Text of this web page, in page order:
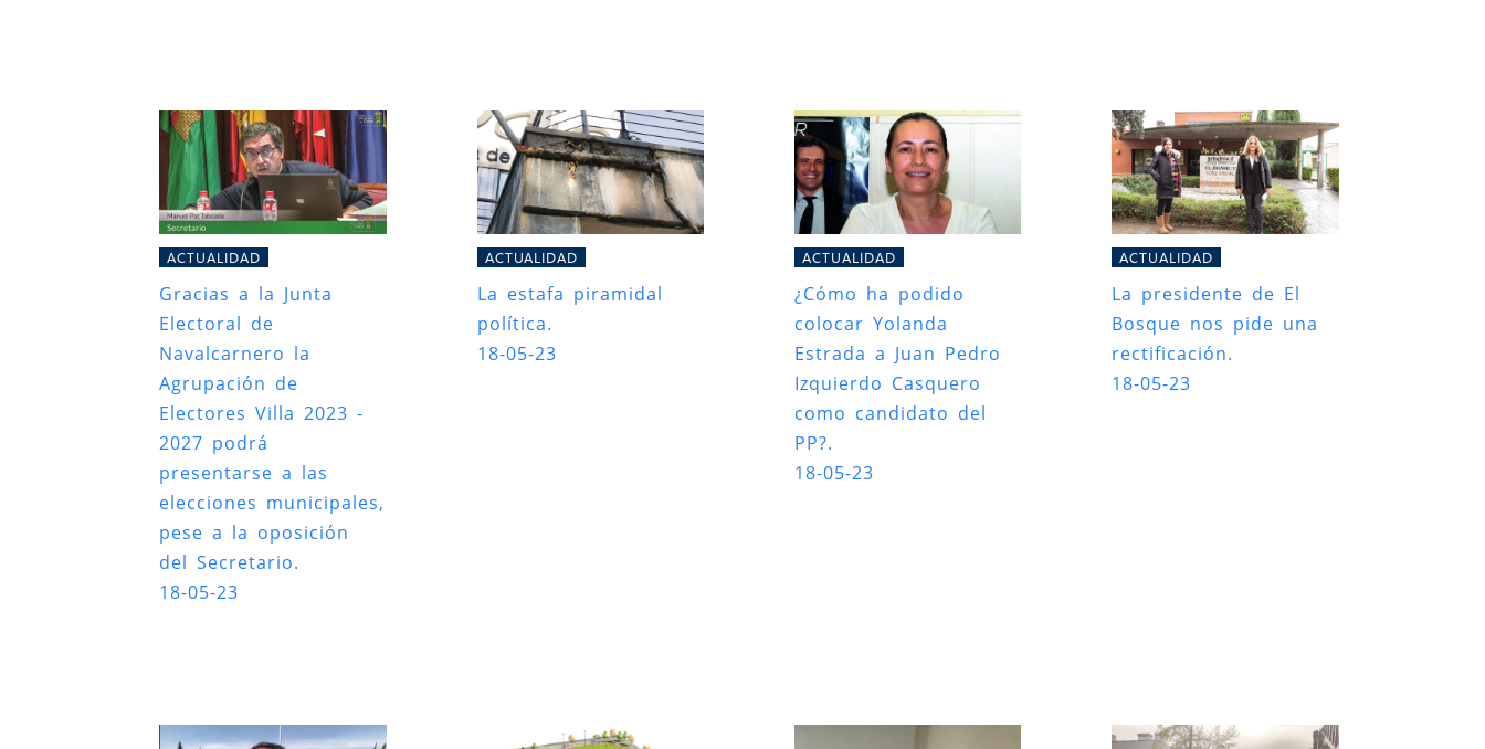
ACTUALIDAD
Gracias a la Junta
Electoral de
Navalcarnero la
Agrupación de
Electores Villa 2023 -
2027 podrá
presentarse a las
elecciones municipales,
pese a la oposición
del Secretario.
18-05-23
ACTUALIDAD
La estafa piramidal
política.
18-05-23
ACTUALIDAD
¿Cómo ha podido
colocar Yolanda
Estrada a Juan Pedro
Izquierdo Casquero
como candidato del
PP?.
18-05-23
ACTUALIDAD
La presidente de El
Bosque nos pide una
rectificación.
18-05-23